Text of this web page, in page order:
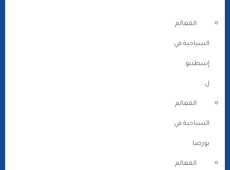
المعالم
السياحية في
إسطنبو
ل
المعالم
السياحية في
بورصا
المعالم